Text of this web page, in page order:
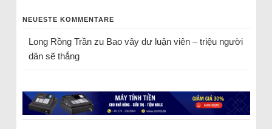
NEUESTE KOMMENTARE
Long Rồng Trầnzu Bao vây dư luận viên – triệu người
dân sẽ thắng